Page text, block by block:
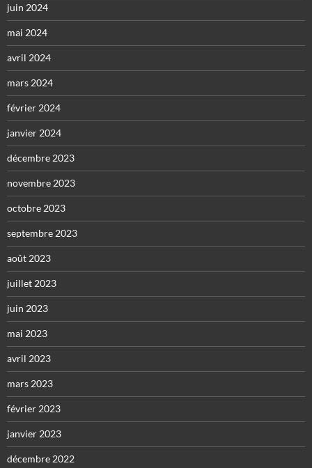
juin 2024
mai 2024
avril 2024
mars 2024
février 2024
janvier 2024
décembre 2023
novembre 2023
octobre 2023
septembre 2023
août 2023
juillet 2023
juin 2023
mai 2023
avril 2023
mars 2023
février 2023
janvier 2023
décembre 2022